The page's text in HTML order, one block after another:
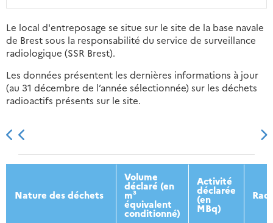
Le local d'entreposage se situe sur le site de la base navale
de Brest sous la responsabilité du service de surveillance
radiologique (SSR Brest).
Les données présentent les dernières informations à jour
(au 31 décembre de l’année sélectionnée) sur les déchets
radioactifs présents sur le site.
2013 2014 2015 2016
Nature des déchets
Volume
déclaré (en
m³
équivalent
conditionné)
Activité
déclarée
(en
MBq)